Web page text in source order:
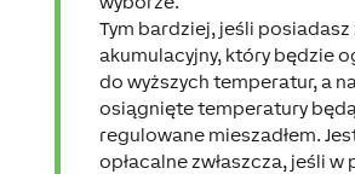
Tym bardziej, jeśli
akumulacyjny, który będzie
do wyższych temperatur, a
osiągnięte temperatury będą
regulowane mieszadłem.
opłacalne zwłaszcza, jeśli w